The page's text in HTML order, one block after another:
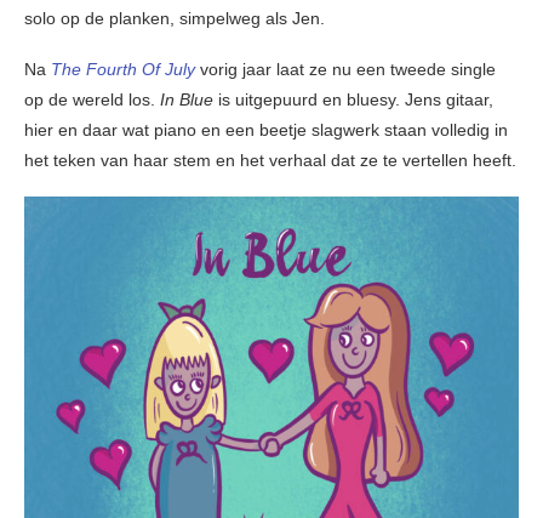
solo op de planken, simpelweg als Jen.
Na The Fourth Of Julyvorig jaar laat ze nu een tweede single
op de wereld los. In Blue is uitgepuurd en bluesy. Jens gitaar,
hier en daar wat piano en een beetje slagwerk staan volledig in
het teken van haar stem en het verhaal dat ze te vertellen heeft.